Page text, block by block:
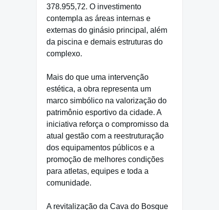
378.955,72. O investimento
contempla as áreas internas e
externas do ginásio principal, além
da piscina e demais estruturas do
complexo.
Mais do que uma intervenção
estética, a obra representa um
marco simbólico na valorização do
patrimônio esportivo da cidade. A
iniciativa reforça o compromisso da
atual gestão com a reestruturação
dos equipamentos públicos e a
promoção de melhores condições
para atletas, equipes e toda a
comunidade.
A revitalização da Cava do Bosque